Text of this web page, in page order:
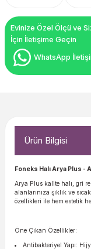
Evinize Özel Ölçü ve
İçin İletişime Geçin
WhatsApp
Ürün Bilgisi
Foneks Halı Arya Plus -
Arya Plus kalite halı, gri
alanlarınıza şıklık ve
özellikleri ile hem estetik
Öne Çıkan Özellikler:
Antibakteriyel Yapı: